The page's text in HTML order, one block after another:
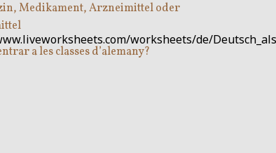
worksheets/de/
Medikament, Arzneimittel oder
a les classes d’alemany?